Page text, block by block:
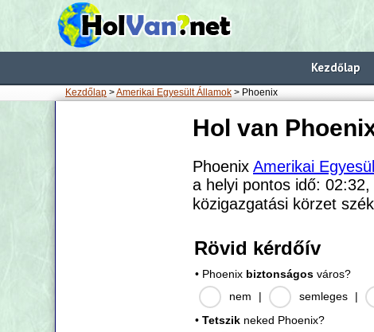
Kezdőlap
Kezdőlap >Amerikai Egyesült Államok > Phoenix
Hol van
Phoenix Amerikai
a helyi pontos idő:
közigazgatási körzet
Rövid kérdőív
• Phoenix biztonságos város?
nem
| semleges |
• Tetszik neked Phoenix?